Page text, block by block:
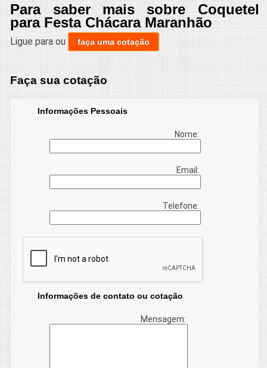
Para saber mais sobre Coquetel
para Festa Chácara Maranhão
Ligue paraou faça uma cotação
Faça sua cotação
Informações Pessoais
Nome:
Email:
Telefone:
Informações de contato ou cotação
Mensagem: